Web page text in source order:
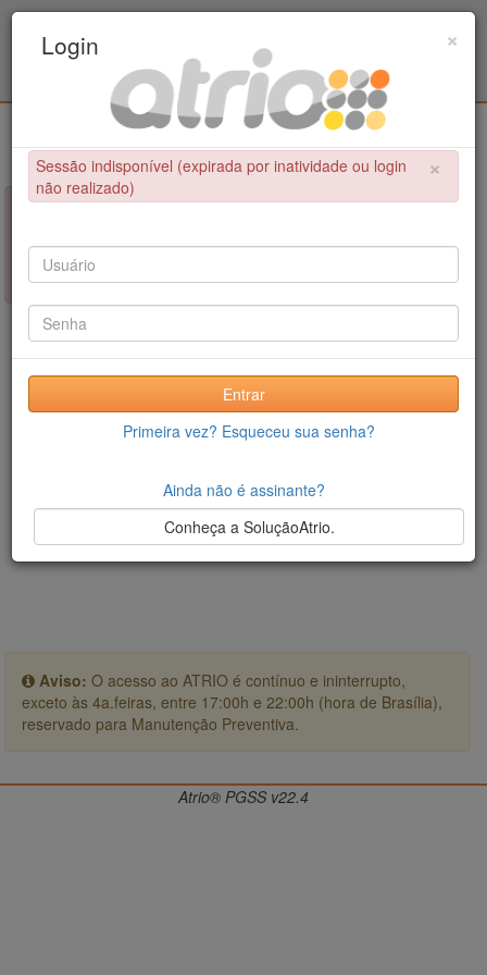
Metalúrgica e de Materiais - COPPE / UFRJ
×
NÃO FOI POSSÍVEL CONCLUIR A OPERAÇÃO
Sessão indisponível (expirada por inatividade ou login não
realizado)
Aviso: O acesso ao ATRIO é contínuo e ininterrupto,
exceto às 4a.feiras, entre 17:00h e 22:00h (hora de Brasília),
reservado para Manutenção Preventiva.
×
Login
×
Sessão indisponível (expirada por inatividade ou login
não realizado)
Entrar
Primeira vez? Esqueceu sua senha?
Ainda não é assinante?
Conheça a SoluçãoAtrio.
Atrio® PGSS v22.4